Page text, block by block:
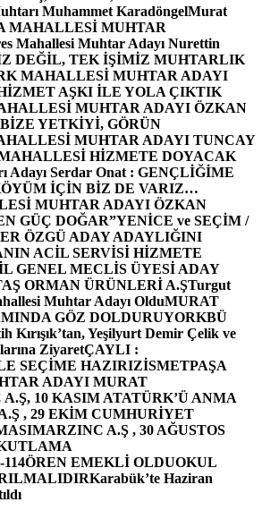
Muhammet KaradöngelMurat
MAHALLESİ MUHTAR
Mahallesi Muhtar Adayı Nurettin
DEĞİL, TEK İŞİMİZ MUHTARLIK
MAHALLESİ MUHTAR ADAYI
AŞKI İLE YOLA ÇIKTIK
MUHTAR ADAYI ÖZKAN
YETKİYİ, GÖRÜN
MUHTAR ADAYI TUNCAY
HİZMETE DOYACAK
Adayı Serdar Onat : GENÇLİĞİME
İÇİN BİZ DE VARIZ…
MUHTAR ADAYI ÖZKAN
GÜÇ DOĞAR”YENİCE ve SEÇİM /
ÖZGÜ ADAY ADAYLIĞINI
ACİL SERVİSİ HİZMETE
GENEL MECLİS ÜYESİ ADAY
ORMAN ÜRÜNLERİ A.ŞTurgut
Muhtar Adayı OlduMURAT
GÖZ DOLDURUYORKBÜ
Kırışık’tan, Yeşilyurt Demir Çelik ve
ZiyaretÇAYLI :
SEÇİME HAZIRIZİSMETPAŞA
ADAYI MURAT
10 KASIM ATATÜRK’Ü ANMA
, 29 EKİM CUMHURİYET
MARZINC A.Ş , 30 AĞUSTOS
114ÖREN EMEKLİ OLDUOKUL
Karabük’te Haziran